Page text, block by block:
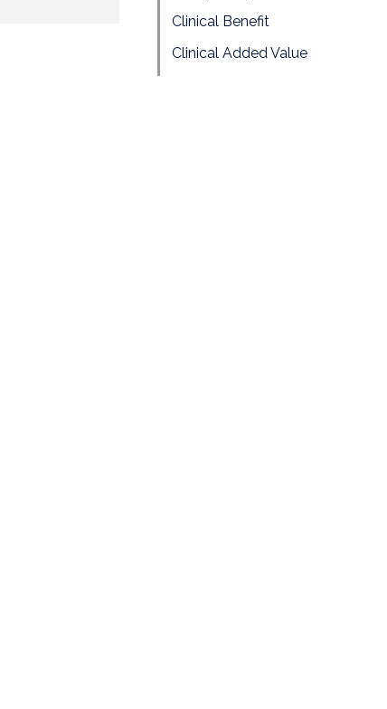
Clinical Benefit
Clinical Added Value